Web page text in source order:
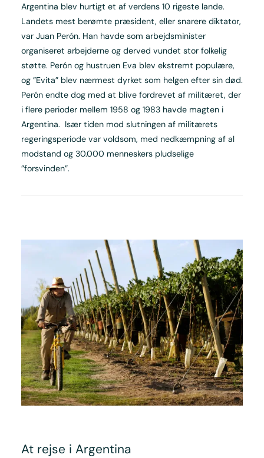
Argentina blev hurtigt et af verdens 10 rigeste lande.
Landets mest berømte præsident, eller snarere diktator,
var Juan Perón. Han havde som arbejdsminister
organiseret arbejderne og derved vundet stor folkelig
støtte. Perón og hustruen Eva blev ekstremt populære,
og ”Evita” blev nærmest dyrket som helgen efter sin død.
Perón endte dog med at blive fordrevet af militæret, der
i flere perioder mellem 1958 og 1983 havde magten i
Argentina. Især tiden mod slutningen af militærets
regeringsperiode var voldsom, med nedkæmpning af al
modstand og 30.000 menneskers pludselige
”forsvinden”.
At rejse i Argentina